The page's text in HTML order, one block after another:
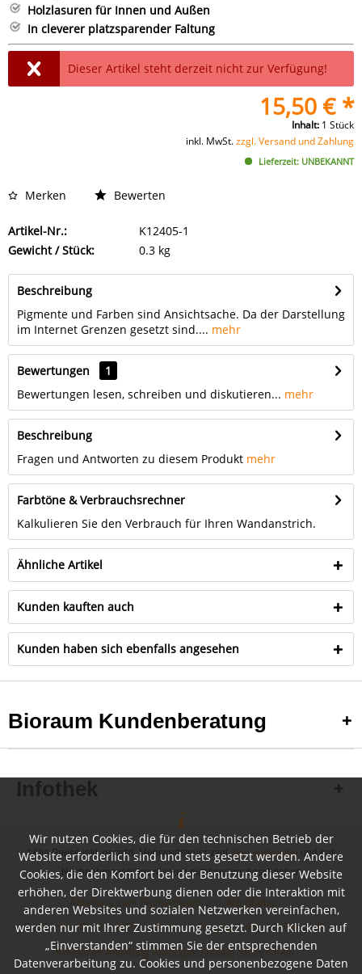
Holzlasuren für Innen und Außen
In cleverer platzsparender Faltung
Dieser Artikel steht derzeit nicht zur Verfügung!
15,50 € *
Inhalt: 1 Stück
inkl. MwSt.zzgl. Versand und Zahlung
Lieferzeit: UNBEKANNT
Merken Bewerten
Artikel-Nr.:
K12405-1
Gewicht / Stück:
0.3 kg
Beschreibung
Pigmente und Farben sind Ansichtsache. Da der Darstellung
im Internet Grenzen gesetzt sind.... mehr
Bewertungen
1
Bewertungen lesen, schreiben und diskutieren... mehr
Beschreibung
Fragen und Antworten zu diesem Produkt mehr
Farbtöne & Verbrauchsrechner
Kalkulieren Sie den Verbrauch für Ihren Wandanstrich.
Ähnliche Artikel
Kunden kauften auch
Kunden haben sich ebenfalls angesehen
Bioraum Kundenberatung
Infothek
* Alle Preise inkl. gesetzl. Mehrwertsteuer zzgl.Versandkosten
und ggf.
Nachnahmegebühren, wenn nicht anders beschrieben
Anleitung zum Pigmentieren von Wandfarben
Farbkarten, Flyer und Broschüren Inspirationen und Beispiele
Kreidezeit Anleitung Fleckspachtelung Stucco Fein
Wir nutzen Cookies, die für den technischen Betrieb der
Website erforderlich sind und stets gesetzt werden. Andere
Cookies, die den Komfort bei der Benutzung dieser Website
erhöhen, der Direktwerbung dienen oder die Interaktion mit
anderen Websites und sozialen Netzwerken vereinfachen,
werden nur mit Ihrer Zustimmung gesetzt. Durch Klicken auf
„Einverstanden“ stimmen Sie der entsprechenden
Datenverarbeitung zu. Cookies und personenbezogene Daten